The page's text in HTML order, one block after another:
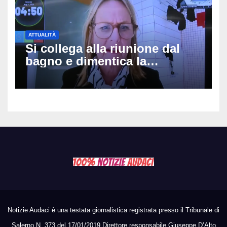
ATTUALITÀ
Si collega alla riunione dal
bagno e dimentica la
telecamera accesa: tutti
vedono il bucato, il video
Notizie Audaci è una testata giornalistica registrata presso il Tribunale di
Salerno N. 373 del 17/01/2019 Direttore responsabile Giuseppe D’Alto